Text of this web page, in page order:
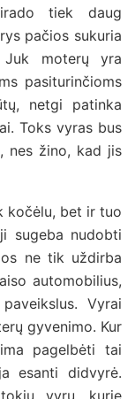
tiek daug
pačios sukuria
moterų yra
pasiturinčioms
netgi patinka
Toks vyras bus
nes žino, kad jis
kočėlu, bet ir tuo
sugeba nudobti
ne tik uždirba
automobilius,
Vyrai
gyvenimo. Kur
pagelbėti tai
esanti didvyrė.